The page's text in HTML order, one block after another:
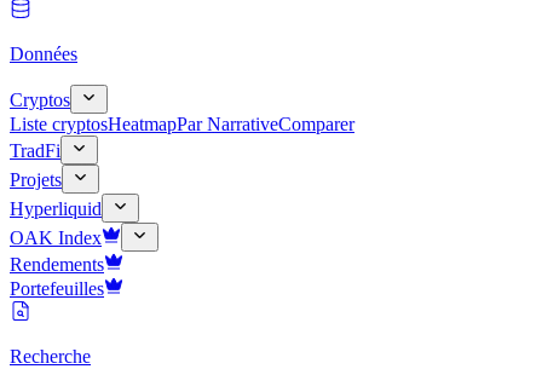
Données
Cryptos
Liste cryptosHeatmapPar NarrativeComparer
TradFi
Projets
Hyperliquid
OAK Index
Rendements
Portefeuilles
Recherche